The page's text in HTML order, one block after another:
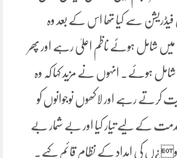
فیڈریشن سے کیا تھا اس کے بعد وہ
شامل ہوئے ناظم اعلیٰ رہے اور پھر
ہوئے۔ انہوں نے مزید کہا کہ وہ
کرتے رہے اور لاکھوں نوجوانوں کو
کے لیے تیار کیا اور بے شمار بے
کی امداد کے نظام قائم کیے۔